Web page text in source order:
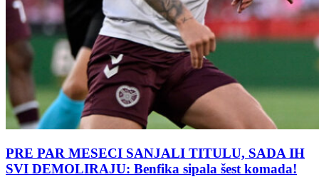
PRE PAR MESECI SANJALI TITULU, SADA IH
SVI DEMOLIRAJU: Benfika sipala šest komada!